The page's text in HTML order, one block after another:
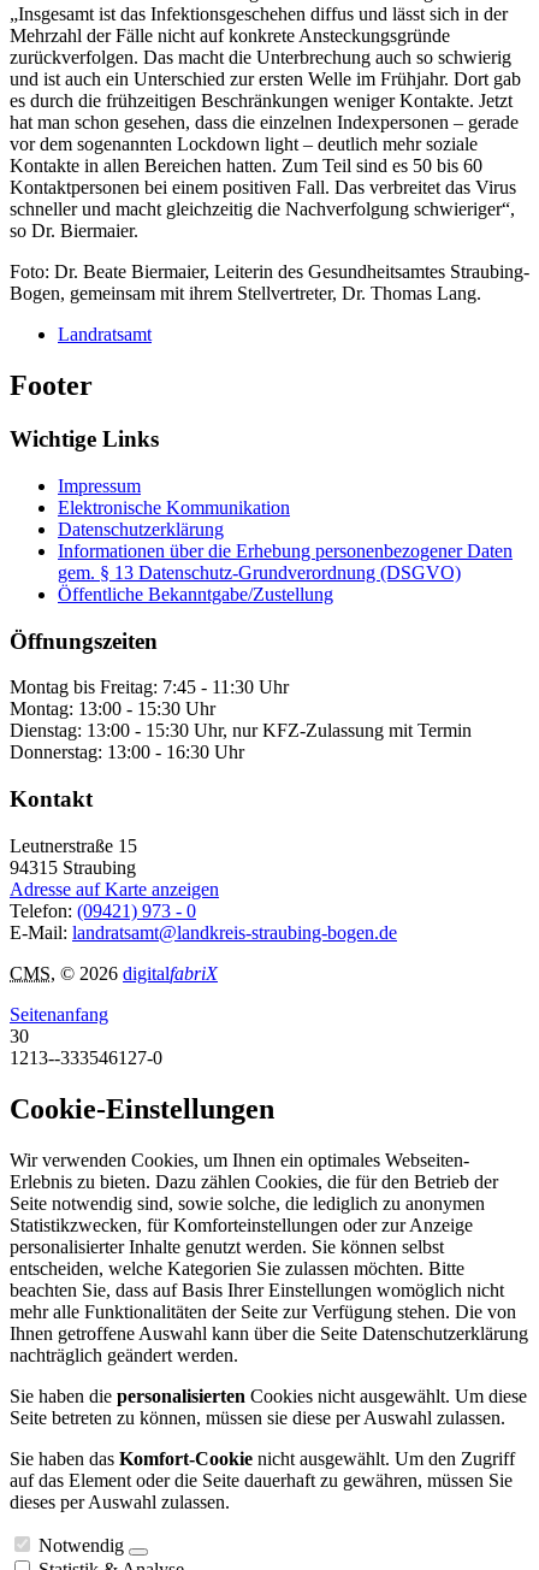
„Insgesamt ist das Infektionsgeschehen diffus und lässt sich in der
Mehrzahl der Fälle nicht auf konkrete Ansteckungsgründe
zurückverfolgen. Das macht die Unterbrechung auch so schwierig
und ist auch ein Unterschied zur ersten Welle im Frühjahr. Dort gab
es durch die frühzeitigen Beschränkungen weniger Kontakte. Jetzt
hat man schon gesehen, dass die einzelnen Indexpersonen – gerade
vor dem sogenannten Lockdown light – deutlich mehr soziale
Kontakte in allen Bereichen hatten. Zum Teil sind es 50 bis 60
Kontaktpersonen bei einem positiven Fall. Das verbreitet das Virus
schneller und macht gleichzeitig die Nachverfolgung schwieriger“,
so Dr. Biermaier.
Foto: Dr. Beate Biermaier, Leiterin des Gesundheitsamtes Straubing-
Bogen, gemeinsam mit ihrem Stellvertreter, Dr. Thomas Lang.
Landratsamt
Footer
Wichtige Links
Impressum
Elektronische Kommunikation
Datenschutzerklärung
Informationen über die Erhebung personenbezogener Daten
gem. § 13 Datenschutz-Grundverordnung (DSGVO)
Öffentliche Bekanntgabe/Zustellung
Öffnungszeiten
Montag bis Freitag: 7:45 - 11:30 Uhr
Montag: 13:00 - 15:30 Uhr
Dienstag: 13:00 - 15:30 Uhr, nur KFZ-Zulassung mit Termin
Donnerstag: 13:00 - 16:30 Uhr
Kontakt
Leutnerstraße 15
94315 Straubing
Adresse auf Karte anzeigen
Telefon: (09421) 973 - 0
E-Mail: landratsamt@landkreis-straubing-bogen.de
CMS, © 2026 digitalfabriX
Seitenanfang
30
1213--333546127-0
Cookie-Einstellungen
Wir verwenden Cookies, um Ihnen ein optimales Webseiten-
Erlebnis zu bieten. Dazu zählen Cookies, die für den Betrieb der
Seite notwendig sind, sowie solche, die lediglich zu anonymen
Statistikzwecken, für Komforteinstellungen oder zur Anzeige
personalisierter Inhalte genutzt werden. Sie können selbst
entscheiden, welche Kategorien Sie zulassen möchten. Bitte
beachten Sie, dass auf Basis Ihrer Einstellungen womöglich nicht
mehr alle Funktionalitäten der Seite zur Verfügung stehen. Die von
Ihnen getroffene Auswahl kann über die Seite Datenschutzerklärung
nachträglich geändert werden.
Sie haben die personalisierten Cookies nicht ausgewählt. Um diese
Seite betreten zu können, müssen sie diese per Auswahl zulassen.
Sie haben das Komfort-Cookie nicht ausgewählt. Um den Zugriff
auf das Element oder die Seite dauerhaft zu gewähren, müssen Sie
dieses per Auswahl zulassen.
Notwendig